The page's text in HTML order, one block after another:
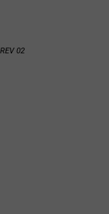
REV 02